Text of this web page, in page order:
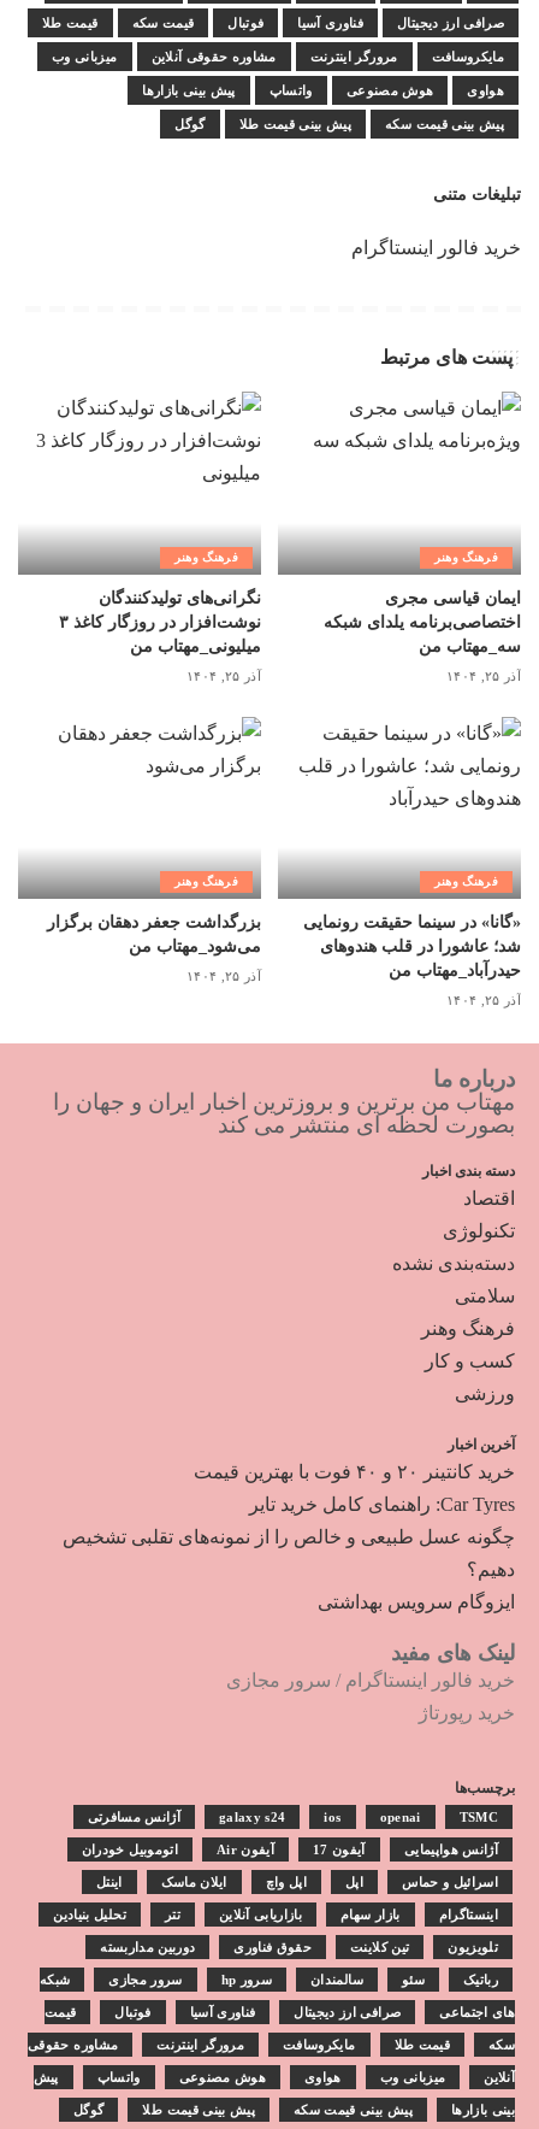
صرافی ارز دیجیتال فناوری آسیا فوتبال قیمت سکه قیمت طلا
مایکروسافت مرورگر اینترنت مشاوره حقوقی آنلاین میزبانی وب
هواوی هوش مصنوعی واتساپ پیش بینی بازارها
پیش بینی قیمت سکه پیش بینی قیمت طلا گوگل
تبلیغات متنی
خرید فالور اینستاگرام
پست های مرتبط
فرهنگ وهنر
ایمان قیاسی مجری
اختصاصی‌برنامه یلدای شبکه
سه_مهتاب من
آذر ۲۵, ۱۴۰۴
فرهنگ وهنر
نگرانی‌های تولیدکنندگان
نوشت‌افزار در روزگار کاغذ ۳
میلیونی_مهتاب من
آذر ۲۵, ۱۴۰۴
فرهنگ وهنر
«گانا» در سینما حقیقت رونمایی
شد؛ عاشورا در قلب هندوهای
حیدرآباد_مهتاب من
آذر ۲۵, ۱۴۰۴
فرهنگ وهنر
بزرگداشت جعفر دهقان برگزار
می‌شود_مهتاب من
آذر ۲۵, ۱۴۰۴
درباره ما
مهتاب من برترین و بروزترین اخبار ایران و جهان را
بصورت لحظه ای منتشر می کند
دسته بندی اخبار
اقتصاد
تکنولوژی
دسته‌بندی نشده
سلامتی
فرهنگ وهنر
کسب و کار
ورزشی
آخرین اخبار
خرید کانتینر ۲۰ و ۴۰ فوت با بهترین قیمت
Car Tyres: راهنمای کامل خرید تایر
چگونه عسل طبیعی و خالص را از نمونه‌های تقلبی تشخیص
دهیم؟
ایزوگام سرویس بهداشتی
لینک های مفید
خرید فالور اینستاگرام / سرور مجازی
خرید رپورتاژ
برچسب‌ها
galaxy s24 ios openai TSMC آژانس مسافرتی
آژانس هواپیمایی آیفون 17 آیفون Air اتوموبیل خودران
اسرائیل و حماس اپل اپل واچ ایلان ماسک اینتل
اینستاگرام بازار سهام بازاریابی آنلاین تتر تحلیل بنیادین
تلویزیون تین کلاینت حقوق فناوری دوربین مداربسته
رباتیک سئو سالمندان سرور hp سرور مجازی شبکه
های اجتماعی صرافی ارز دیجیتال فناوری آسیا فوتبال قیمت
سکه قیمت طلا مایکروسافت مرورگر اینترنت مشاوره حقوقی
آنلاین میزبانی وب هواوی هوش مصنوعی واتساپ پیش
بینی بازارها پیش بینی قیمت سکه پیش بینی قیمت طلا گوگل